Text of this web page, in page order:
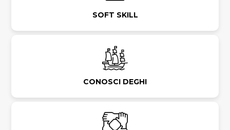
SOFT SKILL
CONOSCI DEGHI